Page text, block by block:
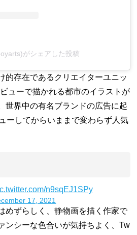
がシェアした投稿
的存在であるクリエイターユニッ
ューで描かれる都市のイラストが
世界中の有名ブランドの広告に起
ーしてからいままで変わらず人気
n9sqEJ1SPy
17, 2021
めずらしく、静物画を描く作家で
ンシーな色合いが気持ちよく、Tw